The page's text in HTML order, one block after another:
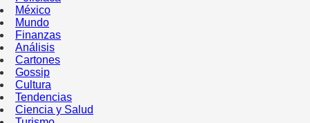
México
Mundo
Finanzas
Análisis
Cartones
Gossip
Cultura
Tendencias
Ciencia y Salud